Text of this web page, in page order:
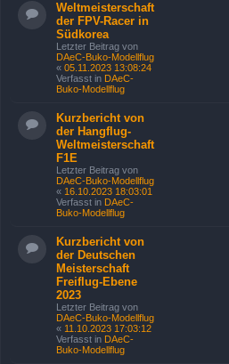
Weltmeisterschaft
der FPV-Racer in
Südkorea
Letzter Beitrag von
DAeC-Buko-Modellflug
« 05.11.2023 13:08:24
Verfasst in DAeC-
Buko-Modellflug
Kurzbericht von
der Hangflug-
Weltmeisterschaft
F1E
Letzter Beitrag von
DAeC-Buko-Modellflug
« 16.10.2023 18:03:01
Verfasst in DAeC-
Buko-Modellflug
Kurzbericht von
der Deutschen
Meisterschaft
Freiflug-Ebene
2023
Letzter Beitrag von
DAeC-Buko-Modellflug
« 11.10.2023 17:03:12
Verfasst in DAeC-
Buko-Modellflug